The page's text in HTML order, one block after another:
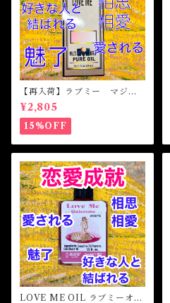
【再入荷】ラブミー マジカ
ルオイル・魔女オイル Love
Me Magical Oil
¥2,805
15%OFF
LOVE ME OIL ラブミーオイ